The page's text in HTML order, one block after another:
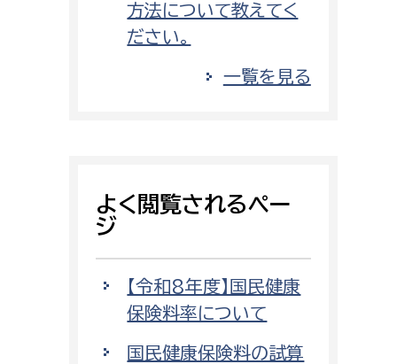
方法について教えてく
ださい。
一覧を見る
よく閲覧されるペー
ジ
【令和8年度】国民健康
保険料率について
国民健康保険料の試算